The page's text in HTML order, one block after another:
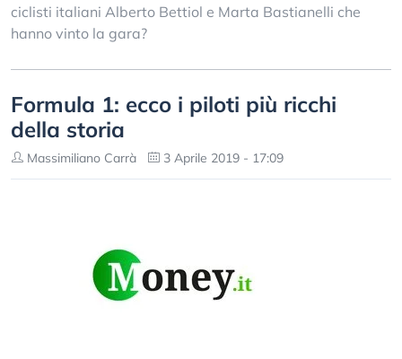
ciclisti italiani Alberto Bettiol e Marta Bastianelli che
hanno vinto la gara?
Formula 1: ecco i piloti più ricchi
della storia
Massimiliano Carrà 3 Aprile 2019 - 17:09